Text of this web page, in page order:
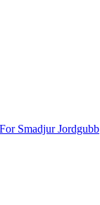
Smadjur Jordgubb